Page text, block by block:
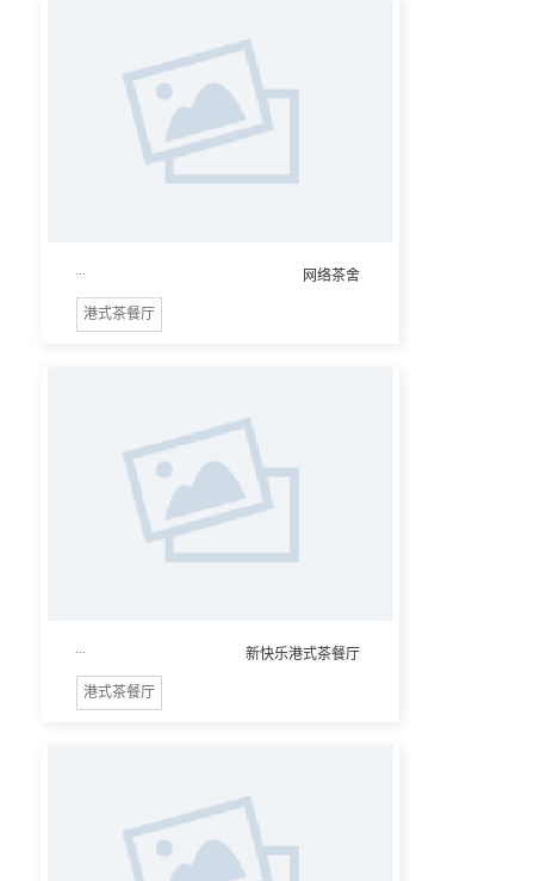
网络茶舍
港式茶餐厅
新快乐港式茶餐厅
港式茶餐厅